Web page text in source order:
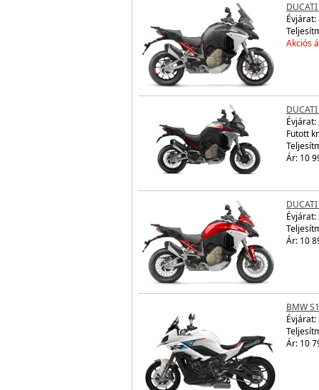
Évjárat:
Akciós
Évjárat:
Futott
Ár: 10
Évjárat:
Ár: 10
BMW
Évjárat:
Ár: 10